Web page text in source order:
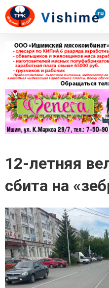
12-летняя
сбита на